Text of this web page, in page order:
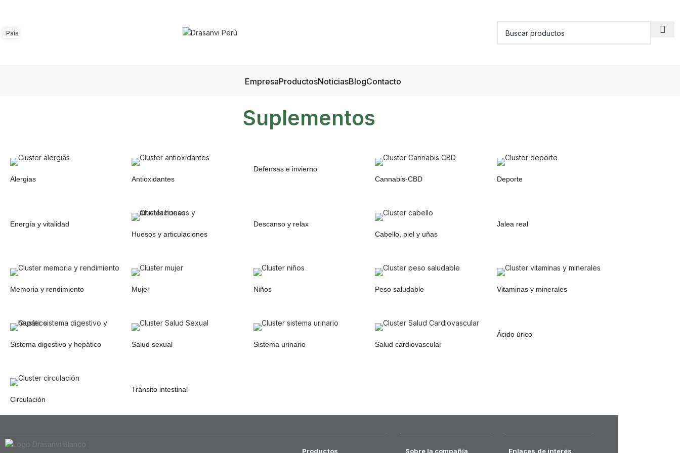
País
EmpresaProductosNoticiasBlogContacto
Suplementos
Alergias Antioxidantes
Defensas e invierno
Cannabis-CBD
Deporte
Energía y vitalidad
Huesos y articulaciones
Descanso y relax
Cabello, piel y uñas
Jalea real
Memoria y rendimiento Mujer Niños Peso saludable Vitaminas y minerales
Sistema digestivo y hepático Salud sexual Sistema urinario Salud cardiovascular
Ácido úrico
Circulación
Tránsito intestinal
Productos Sobre la compañía Enlaces de interés